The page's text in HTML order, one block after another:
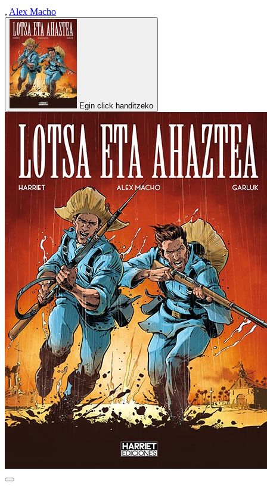
, Alex Macho
Egin click handitzeko